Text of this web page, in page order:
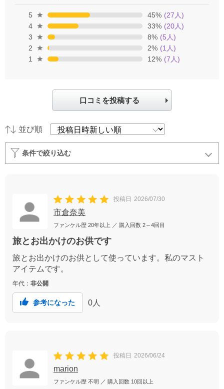
5 45% (27 人)
4
33% (20人)
3
8% (5 人)
2
2% (1 人)
1
12% (7 人)
口コミを投稿する
並び順
条件で絞り込む
投稿日 2026/07/30
市倉奈美
ファンケル歴 20年以上 ／ 購入回数 2～4回目
旅とお出かけのお供です
旅とお出かけのお供として使っています。私のマスト
アイテムです。
年代： 非公開
参考になった 0 人
投稿日 2026/06/24
marion
ファンケル歴 不明 ／ 購入回数 10回以上